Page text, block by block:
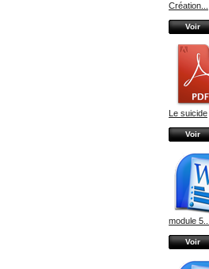
Création...
Voir
Le suicide
Voir
module 5...
Voir